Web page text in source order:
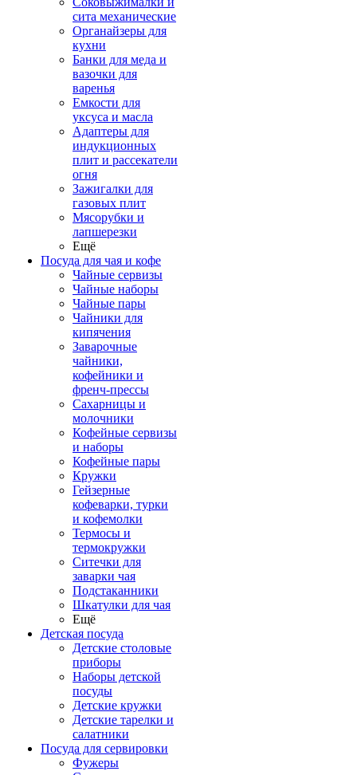
сита механические
Органайзеры для
кухни
Банки для меда и
вазочки для
варенья
Емкости для
уксуса и масла
Адаптеры для
индукционных
плит и рассекатели
огня
Зажигалки для
газовых плит
Мясорубки и
лапшерезки
Ещё
Посуда для чая и кофе
Чайные сервизы
Чайные наборы
Чайные пары
Чайники для
кипячения
Заварочные
чайники,
кофейники и
френч-прессы
Сахарницы и
молочники
Кофейные сервизы
и наборы
Кофейные пары
Кружки
Гейзерные
кофеварки, турки
и кофемолки
Термосы и
термокружки
Ситечки для
заварки чая
Подстаканники
Шкатулки для чая
Ещё
Детская посуда
Детские столовые
приборы
Наборы детской
посуды
Детские кружки
Детские тарелки и
салатники
Посуда для сервировки
Фужеры